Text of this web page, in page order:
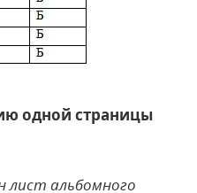
одной страницы
лист альбомного